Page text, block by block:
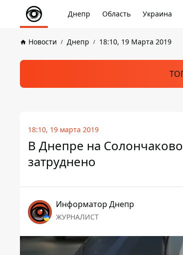
Днепр Область Украина
Новости Днепр 18:10, 19 Марта 2019
18:10, 19 марта 2019
В Днепре на
затруднено
Информатор Днепр
ЖУРНАЛИСТ